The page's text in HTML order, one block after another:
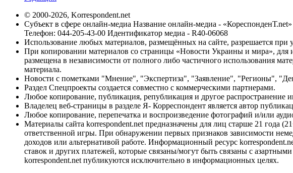
© 2000-2026, Korrespondent.net
Субъект в сфере онлайн-медиа Название онлайн-медиа -
Телефон: 044-205-43-00 Идентификатор медиа - R40-06068
Использование любых материалов, размещённых на сайте, разрешается при
При копировании материалов со страницы «Новости Украины и мира», для
размещена в независимости от полного либо частичного использования
материала.
Новости с пометками "Мнение", "Экспертиза", "Заявление", "Регионы",
Раздел Спецпроекты создается совместно с коммерческими партнерами.
Любое копирование, публикация, републикация и другое
Владелец веб-страницы в разделе Я- Корреспондент является автор
Любое копирование, перепечатка и воспроизведение фотографий и/или
Материалы сайта korrespondent.net предназначены для лиц старше 21 года
ответственной игры. При обнаружении первых признаков зависимости
доходов или альтернативой работе. Информационный ресурс
ставок и других платежей, которые связаны/могут быть связаны с
korrespondent.net публикуются исключительно в информационных целях.